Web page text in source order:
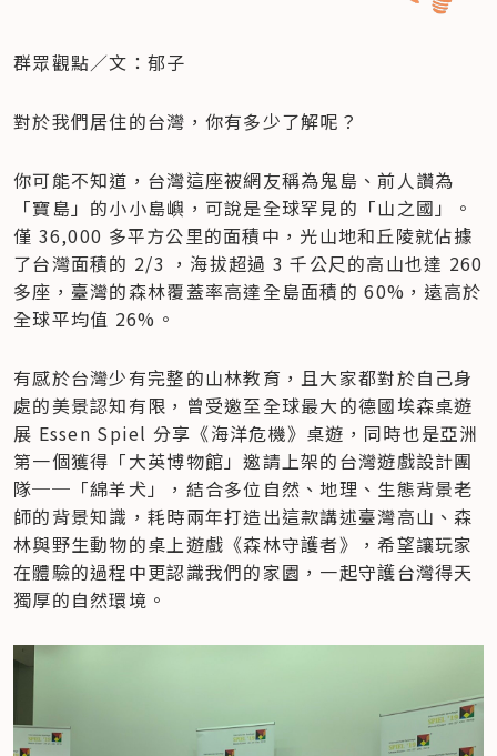
群眾觀點／文：郁子
對於我們居住的台灣，你有多少了解呢？
你可能不知道，台灣這座被網友稱為鬼島、前人讚為
「寶島」的小小島嶼，可說是全球罕見的「山之國」。
僅 36,000 多平方公里的面積中，光山地和丘陵就佔據
了台灣面積的 2/3 ，海拔超過 3 千公尺的高山也達 260
多座，臺灣的森林覆蓋率高達全島面積的 60%，遠高於
全球平均值 26%。
有感於台灣少有完整的山林教育，且大家都對於自己身
處的美景認知有限，曾受邀至全球最大的德國埃森桌遊
展 Essen Spiel 分享《海洋危機》桌遊，同時也是亞洲
第一個獲得「大英博物館」邀請上架的台灣遊戲設計團
隊──「綿羊犬」，結合多位自然、地理、生態背景老
師的背景知識，耗時兩年打造出這款講述臺灣高山、森
林與野生動物的桌上遊戲《森林守護者》，希望讓玩家
在體驗的過程中更認識我們的家園，一起守護台灣得天
獨厚的自然環境。